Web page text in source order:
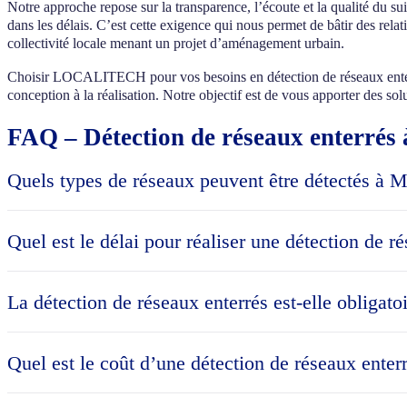
Notre approche repose sur la transparence, l’écoute et la qualité du
dans les délais. C’est cette exigence qui nous permet de bâtir des
collectivité locale menant un projet d’aménagement urbain.
Choisir LOCALITECH pour vos besoins en détection de réseaux
conception à la réalisation. Notre objectif est de vous apporter des
FAQ – Détection de réseaux enterrés
Quels types de réseaux peuvent être détectés à
détection électromagnétique pour localiser même les canalisations
Quel est le délai pour réaliser une détection de
habituellement une demi-journée à une journée complète. La
La détection de réseaux enterrés est-elle
le centre-ville et les quartiers résidentiels historiques, cette
Quel est le coût d’une détection de réseaux